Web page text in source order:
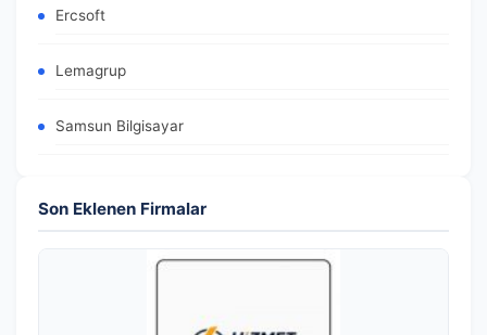
Ercsoft
Lemagrup
Samsun Bilgisayar
Son Eklenen Firmalar